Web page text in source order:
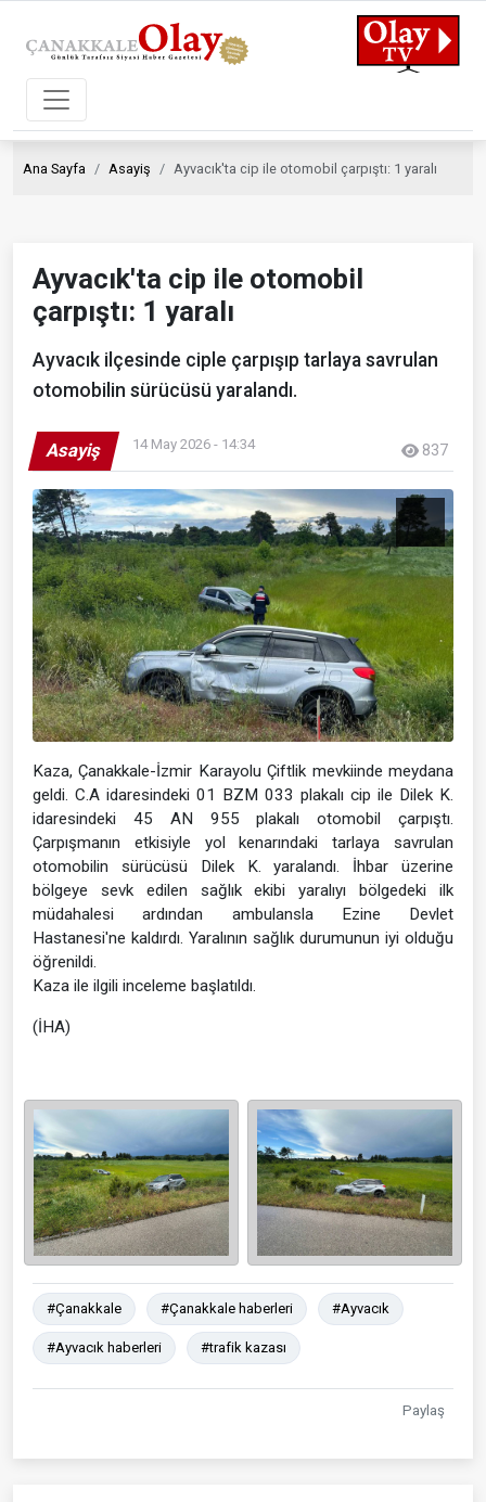
Ana Sayfa Asayiş Ayvacık'ta cip ile otomobil çarpıştı: 1 yaralı
Ayvacık'ta cip ile otomobil
çarpıştı: 1 yaralı
Ayvacık ilçesinde ciple çarpışıp tarlaya savrulan
otomobilin sürücüsü yaralandı.
Asayiş 14 May 2026 - 14:34 837
Kaza, Çanakkale-İzmir Karayolu Çiftlik mevkiinde meydana
geldi. C.A idaresindeki 01 BZM 033 plakalı cip ile Dilek K.
idaresindeki 45 AN 955 plakalı otomobil çarpıştı.
Çarpışmanın etkisiyle yol kenarındaki tarlaya savrulan
otomobilin sürücüsü Dilek K. yaralandı. İhbar üzerine
bölgeye sevk edilen sağlık ekibi yaralıyı bölgedeki ilk
müdahalesi ardından ambulansla Ezine Devlet
Hastanesi'ne kaldırdı. Yaralının sağlık durumunun iyi olduğu
öğrenildi.
Kaza ile ilgili inceleme başlatıldı.
(İHA)
#Çanakkale #Çanakkale haberleri #Ayvacık
#Ayvacık haberleri #trafik kazası
Paylaş